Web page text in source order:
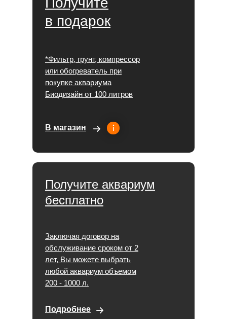
Получите аквариум
бесплатно
Заключая договор на
обслуживание сроком от 2
лет, Вы можете выбрать
любой аквариум объемом
200 - 1000 л.
Подробнее
в подарок
В магазин
*Фильтр, грунт, компрессор
или обогреватель при
покупке аквариума
Биодизайн от 100 литров